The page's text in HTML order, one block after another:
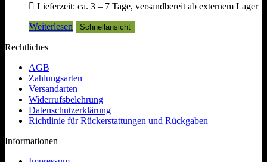
Lieferzeit: ca. 3 – 7 Tage, versandbereit ab externem Lager
Weiterlesen
Schnellansicht
Rechtliches
AGB
Zahlungsarten
Versandarten
Widerrufsbelehrung
Datenschutzerklärung
Richtlinie für Rückerstattungen und Rückgaben
Informationen